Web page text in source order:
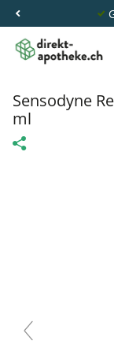
Sensodyne
ml